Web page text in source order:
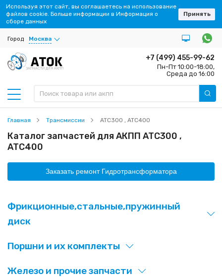
Город Москва
ЗАПЧАСТИ ДЛЯ АКПП
+7 (499) 455-99-62
Пн-Пт 10:00-18:00,
Среда до 16:00
Главная Трансмиссии ATC300 , ATC400
Каталог запчастей для АКПП ATC300 ,
ATC400
Заказать ремонт Гидротрансформатора
Фрикционные,стальные,пружинный
диск
Поршни и их комплекты
Железо и прочие запчасти
Используя этот сайт, вы соглашаетесь на использование
файлов cookie. Больше информации в Информация о
сборе данных
Принять